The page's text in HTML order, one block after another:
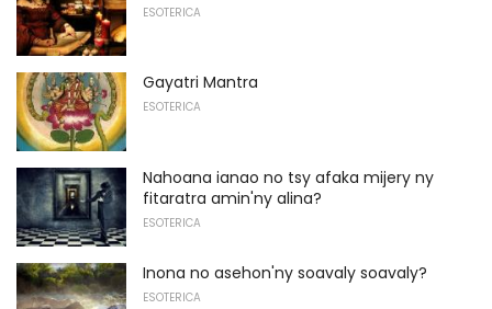
ESOTERICA
Gayatri Mantra
ESOTERICA
Nahoana ianao no tsy afaka mijery ny
fitaratra amin'ny alina?
ESOTERICA
Inona no asehon'ny soavaly soavaly?
ESOTERICA